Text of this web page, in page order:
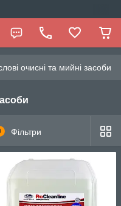
очисні та мийні засоби
Фільтри